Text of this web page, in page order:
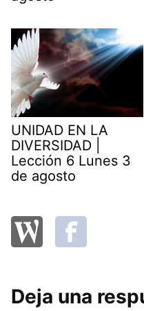
UNIDAD EN LA
DIVERSIDAD |
Lección 6 Lunes 3
de agosto
Deja una